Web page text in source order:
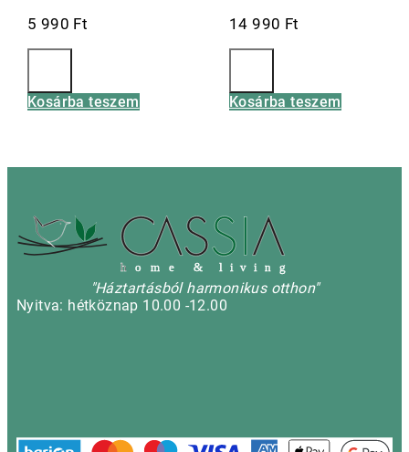
5 990 Ft
Kosárba teszem
14 990 Ft
Kosárba teszem
h o m e & l i v i n g
"Háztartásból harmonikus otthon"
Nyitva: hétköznap 10.00 -12.00